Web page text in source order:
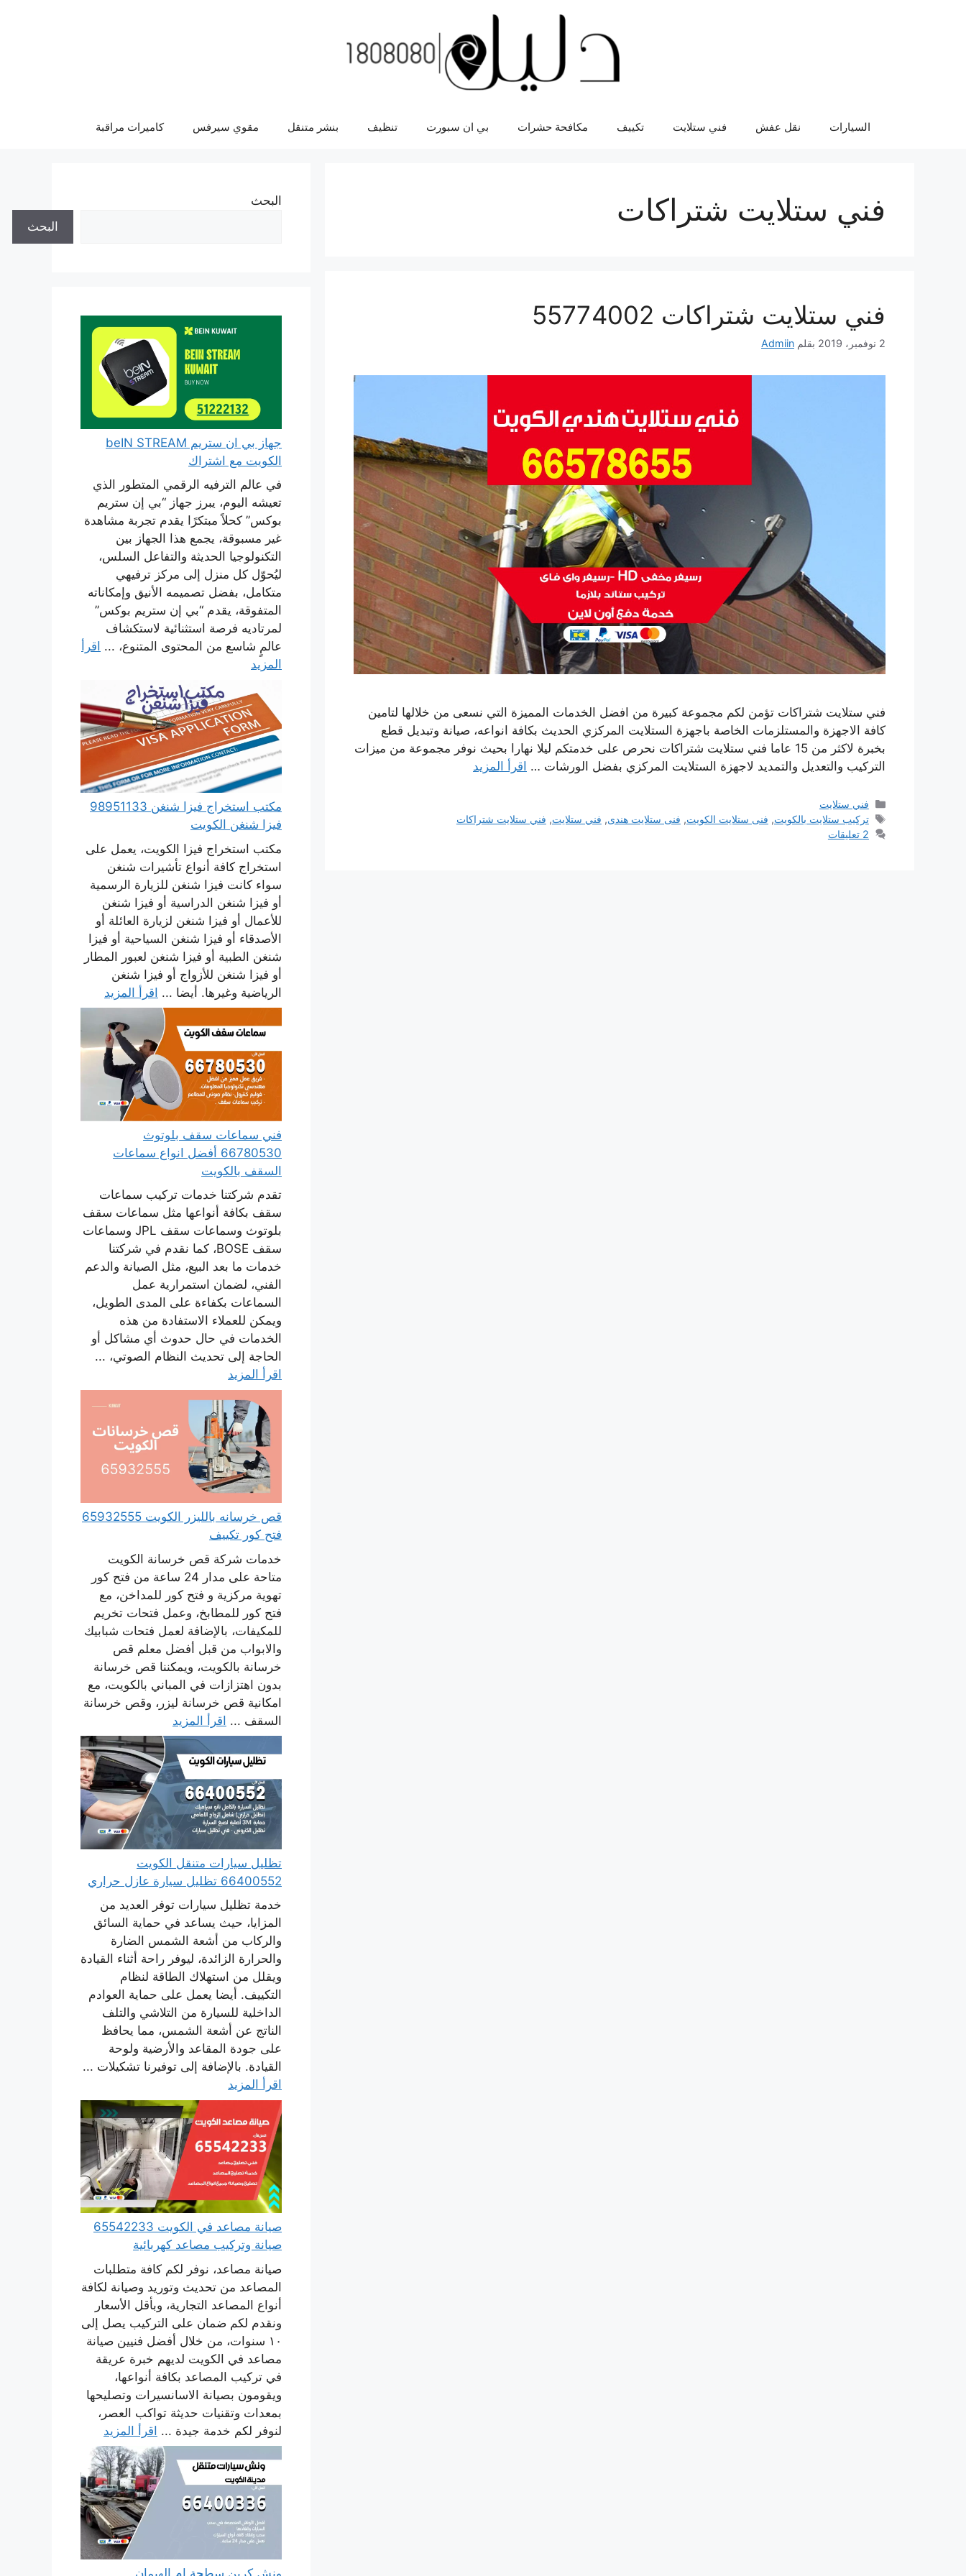
السيارات نقل عفش فني ستلايت تكييف مكافحة حشرات بي ان سبورت تنظيف بنشر متنقل مقوي سيرفس كاميرات مراقبة
فني ستلايت شتراكات
فني ستلايت شتراكات 55774002
2 نوفمبر، 2019 بقلم Admiin
فني ستلايت شتراكات تؤمن لكم مجموعة كبيرة من افضل الخدمات المميزة التي نسعى من خلالها لتامين
كافة الاجهزة والمستلزمات الخاصة باجهزة الستلايت المركزي الحديث بكافة انواعه، صيانة وتبديل قطع
بخبرة لاكثر من 15 عاما فني ستلايت شتراكات نحرص على خدمتكم ليلا نهارا بحيث نوفر مجموعة من ميزات
التركيب والتعديل والتمديد لاجهزة الستلايت المركزي بفضل الورشات … اقرأ المزيد
التصنيفات
فني ستلايت
الوسوم
تركيب ستلايت بالكويت, فنى ستلايت الكويت, فنى ستلايت هندى, فني ستلايت, فني ستلايت شتراكات
2 تعليقات
البحث
البحث
جهاز بي ان ستريم beIN STREAM
الكويت مع اشتراك
في عالم الترفيه الرقمي المتطور الذي
تعيشه اليوم، يبرز جهاز “بي إن ستريم
بوكس” كحلاً مبتكرًا يقدم تجربة مشاهدة
غير مسبوقة، يجمع هذا الجهاز بين
التكنولوجيا الحديثة والتفاعل السلس،
ليُحوّل كل منزل إلى مركز ترفيهي
متكامل، بفضل تصميمه الأنيق وإمكاناته
المتفوقة، يقدم “بي إن ستريم بوكس”
لمرتاديه فرصة استثنائية لاستكشاف
عالمٍ شاسع من المحتوى المتنوع، ... اقرأ
المزيد
مكتب استخراج فيزا شنغن 98951133
فيزا شنغن الكويت
مكتب استخراج فيزا الكويت، يعمل على
استخراج كافة أنواع تأشيرات شنغن
سواء كانت فيزا شنغن للزيارة الرسمية
أو فيزا شنغن الدراسية أو فيزا شنغن
للأعمال أو فيزا شنغن لزيارة العائلة أو
الأصدقاء أو فيزا شنغن السياحية أو فيزا
شنغن الطبية أو فيزا شنغن لعبور المطار
أو فيزا شنغن للأزواج أو فيزا شنغن
الرياضية وغيرها. أيضا ... اقرأ المزيد
فني سماعات سقف بلوتوث
66780530 أفضل انواع سماعات
السقف بالكويت
تقدم شركتنا خدمات تركيب سماعات
سقف بكافة أنواعها مثل سماعات سقف
بلوتوث وسماعات سقف JPL وسماعات
سقف BOSE، كما نقدم في شركتنا
خدمات ما بعد البيع، مثل الصيانة والدعم
الفني، لضمان استمرارية عمل
السماعات بكفاءة على المدى الطويل،
ويمكن للعملاء الاستفادة من هذه
الخدمات في حال حدوث أي مشاكل أو
الحاجة إلى تحديث النظام الصوتي، ...
اقرأ المزيد
قص خرسانه بالليزر الكويت 65932555
فتح كور تكييف
خدمات شركة قص خرسانة الكويت
متاحة على مدار 24 ساعة من فتح كور
تهوية مركزية و فتح كور للمداخن، مع
فتح كور للمطابخ، وعمل فتحات تخريم
للمكيفات، بالإضافة لعمل فتحات شبابيك
والابواب من قبل أفضل معلم قص
خرسانة بالكويت، ويمكننا قص خرسانة
بدون اهتزازات في المباني بالكويت، مع
امكانية قص خرسانة ليزر، وقص خرسانة
السقف ... اقرأ المزيد
تظليل سيارات متنقل الكويت
66400552 تظليل سيارة عازل حراري
خدمة تظليل سيارات توفر العديد من
المزايا، حيث يساعد في حماية السائق
والركاب من أشعة الشمس الضارة
والحرارة الزائدة، ليوفر راحة أثناء القيادة
ويقلل من استهلاك الطاقة لنظام
التكييف. أيضا يعمل على حماية العوادم
الداخلية للسيارة من التلاشي والتلف
الناتج عن أشعة الشمس، مما يحافظ
على جودة المقاعد والأرضية ولوحة
القيادة. بالإضافة إلى توفيرنا تشكيلات ...
اقرأ المزيد
صيانة مصاعد في الكويت 65542233
صيانة وتركيب مصاعد كهربائية
صيانة مصاعد، نوفر لكم كافة متطلبات
المصاعد من تحديث وتوريد وصيانة لكافة
أنواع المصاعد التجارية، وبأقل الأسعار
ونقدم لكم ضمان على التركيب يصل إلى
١٠ سنوات، من خلال أفضل فنيين صيانة
مصاعد في الكويت لديهم خبرة عريقة
في تركيب المصاعد بكافة أنواعها،
ويقومون بصيانة الاسانسيرات وتصليحها
بمعدات وتقنيات حديثة تواكب العصر،
لنوفر لكم خدمة جيدة ... اقرأ المزيد
ونش كرين سطحة ام الهيمان